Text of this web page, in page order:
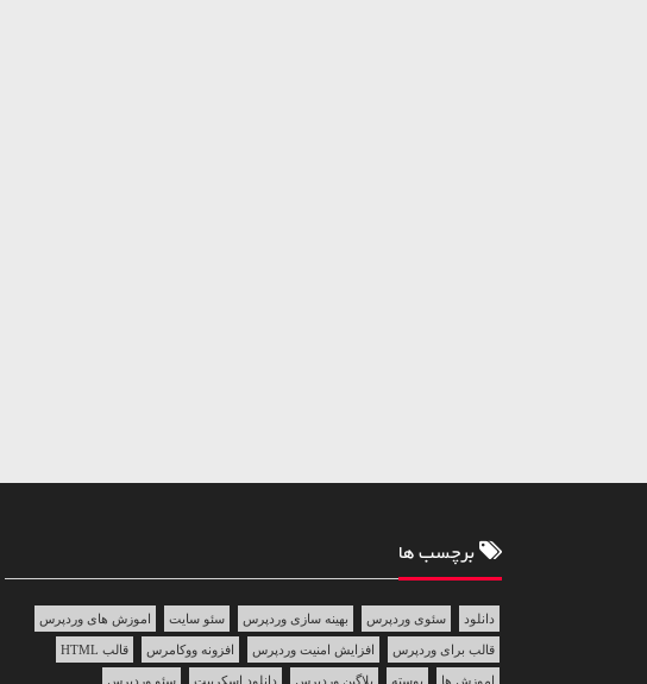
برچسب ها
دانلود سئوی وردپرس بهینه سازی وردپرس سئو سایت اموزش های وردپرس
قالب برای وردپرس افزایش امنیت وردپرس افزونه ووکامرس قالب HTML
اموزش ها پوسته پلاگین وردپرس دانلود اسکریپت سئو وردپرس